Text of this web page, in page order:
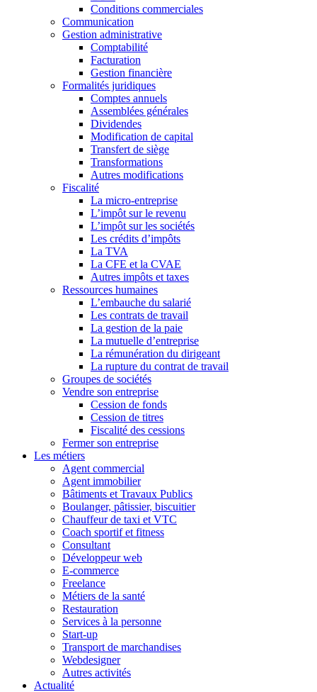
Conditions commerciales
Communication
Gestion administrative
Comptabilité
Facturation
Gestion financière
Formalités juridiques
Comptes annuels
Assemblées générales
Dividendes
Modification de capital
Transfert de siège
Transformations
Autres modifications
Fiscalité
La micro-entreprise
L’impôt sur le revenu
L’impôt sur les sociétés
Les crédits d’impôts
La TVA
La CFE et la CVAE
Autres impôts et taxes
Ressources humaines
L’embauche du salarié
Les contrats de travail
La gestion de la paie
La mutuelle d’entreprise
La rémunération du dirigeant
La rupture du contrat de travail
Groupes de sociétés
Vendre son entreprise
Cession de fonds
Cession de titres
Fiscalité des cessions
Fermer son entreprise
Les métiers
Agent commercial
Agent immobilier
Bâtiments et Travaux Publics
Boulanger, pâtissier, biscuitier
Chauffeur de taxi et VTC
Coach sportif et fitness
Consultant
Développeur web
E-commerce
Freelance
Métiers de la santé
Restauration
Services à la personne
Start-up
Transport de marchandises
Webdesigner
Autres activités
Actualité